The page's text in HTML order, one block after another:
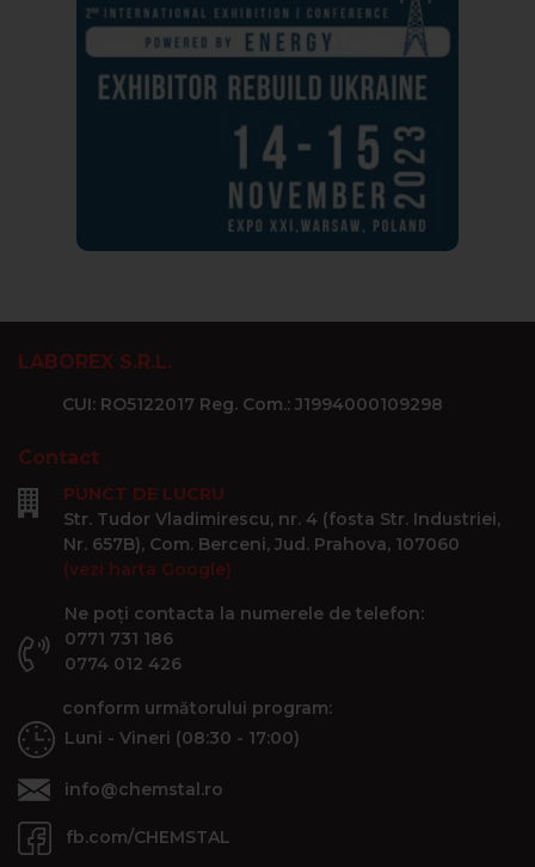
LABOREX S.R.L.
CUI: RO5122017 Reg. Com.: J1994000109298
Contact
PUNCT DE LUCRU
Str. Tudor Vladimirescu, nr. 4 (fosta Str. Industriei,
Nr. 657B), Com. Berceni, Jud. Prahova, 107060
(vezi harta Google)
Ne poți contacta la numerele de telefon:
0771 731 186
0774 012 426
conform următorului program:
Luni - Vineri (08:30 - 17:00)
info@chemstal.ro
fb.com/CHEMSTAL